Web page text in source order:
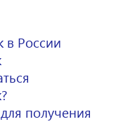
в России
получения